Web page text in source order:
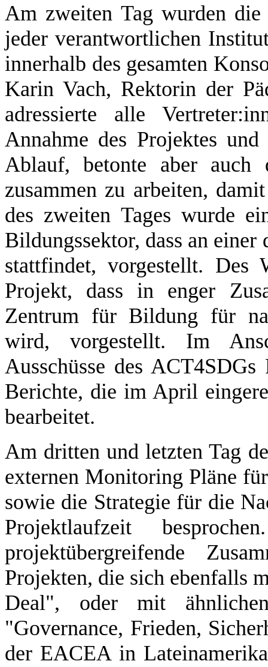
Am zweiten Tag wurden die
jeder verantwortlichen
innerhalb des gesamten
Karin Vach, Rektorin der
adressierte alle
Annahme des Projektes
Ablauf, betonte aber auch
zusammen zu arbeiten,
des zweiten Tages wurde
Bildungssektor, dass an
stattfindet, vorgestellt. Des
Projekt, dass in enger
Zentrum für Bildung für
wird, vorgestellt. Im
Ausschüsse des
Berichte, die im April
bearbeitet.
Am dritten und letzten Tag
externen Monitoring Pläne
sowie die Strategie für die
Projektlaufzeit
projektübergreifende
Projekten, die sich ebenfalls
Deal", oder mit
"Governance, Frieden,
der EACEA in